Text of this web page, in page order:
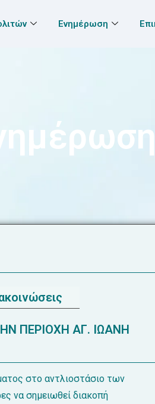
Ενημέρωση
ΠΕΡΙΟΧΗ ΑΓ. ΙΩΑΝΗ
στο αντλιοστάσιο των
να σημειωθεί διακοπή